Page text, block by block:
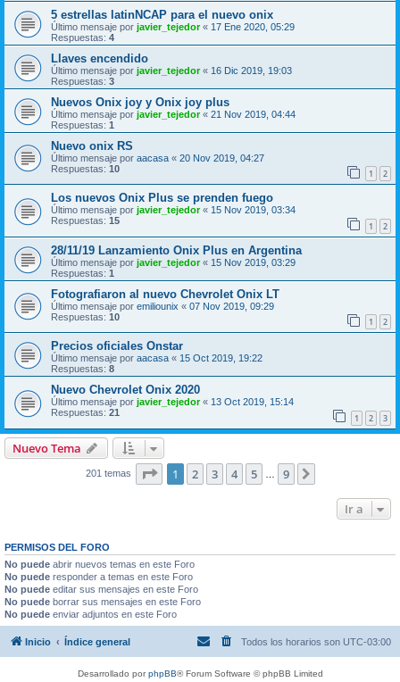
5 estrellas latinNCAP para el nuevo onix
Último mensaje por javier_tejedor« 17 Ene 2020, 05:29
Respuestas: 4
Llaves encendido
Último mensaje por javier_tejedor« 16 Dic 2019, 19:03
Respuestas: 3
Nuevos Onix joy y Onix joy plus
Último mensaje por javier_tejedor« 21 Nov 2019, 04:44
Respuestas: 1
Nuevo onix RS
Último mensaje por aacasa « 20 Nov 2019, 04:27
Respuestas: 10 1 2
Los nuevos Onix Plus se prenden fuego
Último mensaje por javier_tejedor« 15 Nov 2019, 03:34
Respuestas: 15 1 2
28/11/19 Lanzamiento Onix Plus en Argentina
Último mensaje por javier_tejedor« 15 Nov 2019, 03:29
Respuestas: 1
Fotografiaron al nuevo Chevrolet Onix LT
Último mensaje por emiliounix « 07 Nov 2019, 09:29
Respuestas: 10 1 2
Precios oficiales Onstar
Último mensaje por aacasa « 15 Oct 2019, 19:22
Respuestas: 8
Nuevo Chevrolet Onix 2020
Último mensaje por javier_tejedor« 13 Oct 2019, 15:14
Respuestas: 21 1 2 3
Nuevo Tema
201 temas Página de
1 2 3 4 5 9
Ir a
PERMISOS DEL FORO
No puede abrir nuevos temas en este Foro
No puede responder a temas en este Foro
No puede editar sus mensajes en este Foro
No puede borrar sus mensajes en este Foro
No puede enviar adjuntos en este Foro
Inicio Índice general Todos los horarios son UTC-03:00
Desarrollado porphpBB® Forum Software © phpBB Limited